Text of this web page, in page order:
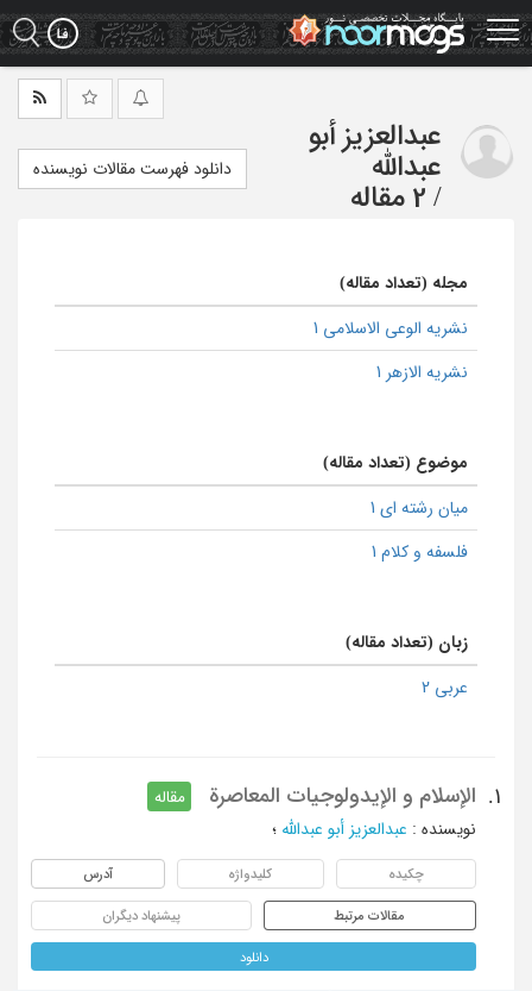
Skip
to
main
عبدالعزیز أبو
عبدالله
/ 2 مقاله
دانلود فهرست مقالات نویسنده
مجله (تعداد مقاله)
نشریه الوعی الاسلامی 1
نشریه الازهر 1
موضوع (تعداد مقاله)
میان رشته ای 1
فلسفه و کلام 1
زبان (تعداد مقاله)
عربی 2
1. الإسلام و الإیدولوجیات المعاصرة
مقاله
نویسنده : عبدالعزیز أبو عبدالله ؛
چکیده کلیدواژه آدرس
مقالات مرتبط پیشنهاد دیگران
دانلود